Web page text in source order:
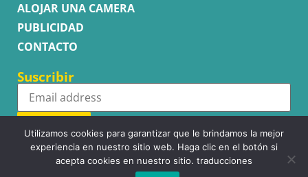
ALOJAR UNA CAMERA
PUBLICIDAD
CONTACTO
Suscribir
Subscribe
Utilizamos cookies para garantizar que le brindamos la mejor
experiencia en nuestro sitio web. Haga clic en el botón si
acepta cookies en nuestro sitio. traducciones